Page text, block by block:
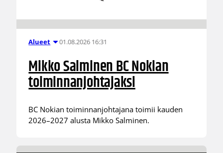
Alueet 01.08.2026 16:31
Mikko Salminen BC Nokian
toiminnanjohtajaksi
BC Nokian toiminnanjohtajana toimii kauden
2026–2027 alusta Mikko Salminen.